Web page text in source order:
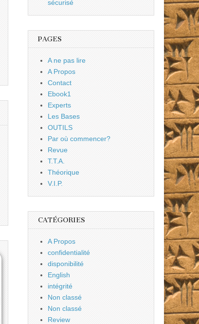
sécurisé
PAGES
A ne pas lire
A Propos
Contact
Ebook1
Experts
Les Bases
OUTILS
Par où commencer?
Revue
T.T.A.
Théorique
V.I.P.
CATÉGORIES
A Propos
confidentialité
disponibilité
English
intégrité
Non classé
Non classé
Review